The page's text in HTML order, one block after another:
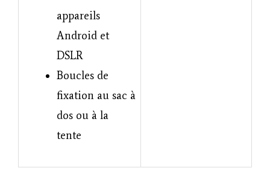
appareils
Android et
DSLR
Boucles de
fixation au sac à
dos ou à la
tente